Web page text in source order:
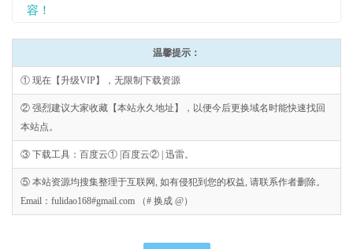
容！
温馨提示：
① 现在【升级VIP】，无限制下载资源
② 强烈建议大家收藏【本站永久地址】，以便今后更换域名时能快速找回
本站点。
③ 下载工具：百度云① |百度云② | 迅雷。
⑤ 本站资源均搜集整理于互联网, 如有侵犯到您的权益, 请联系作者删除。
Email：fulidao168#gmail.com （# 换成 @）